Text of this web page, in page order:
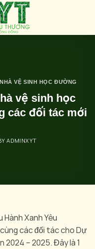
VỆ SINH HỌC ĐƯỜNG
vệ sinh học
các đối tác mới
ADMINXYT
Hành Xanh Yêu
các đối tác cho Dự
2024 – 2025. Đây là 1